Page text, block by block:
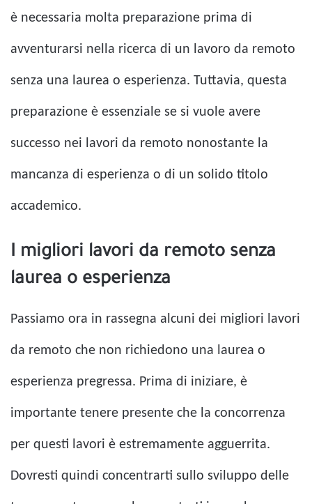
è necessaria molta preparazione prima di
avventurarsi nella ricerca di un lavoro da remoto
senza una laurea o esperienza. Tuttavia, questa
preparazione è essenziale se si vuole avere
successo nei lavori da remoto nonostante la
mancanza di esperienza o di un solido titolo
accademico.
I migliori lavori da remoto senza
laurea o esperienza
Passiamo ora in rassegna alcuni dei migliori lavori
da remoto che non richiedono una laurea o
esperienza pregressa. Prima di iniziare, è
importante tenere presente che la concorrenza
per questi lavori è estremamente agguerrita.
Dovresti quindi concentrarti sullo sviluppo delle